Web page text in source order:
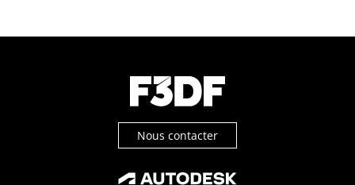
Nous contacter